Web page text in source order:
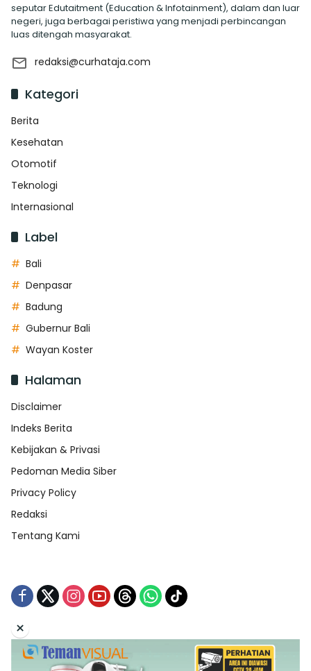
seputar Edutaitment (Education & Infotainment), dalam dan luar
negeri, juga berbagai peristiwa yang menjadi perbincangan
luas ditengah masyarakat.
redaksi@curhataja.com
Kategori
Berita
Kesehatan
Otomotif
Teknologi
Internasional
Label
Bali
Denpasar
Badung
Gubernur Bali
Wayan Koster
Halaman
Disclaimer
Indeks Berita
Kebijakan & Privasi
Pedoman Media Siber
Privacy Policy
Redaksi
Tentang Kami
Tentang Kami Redaksi
Indeks Berita
Disclaimer
Pedoman Media Siber
×